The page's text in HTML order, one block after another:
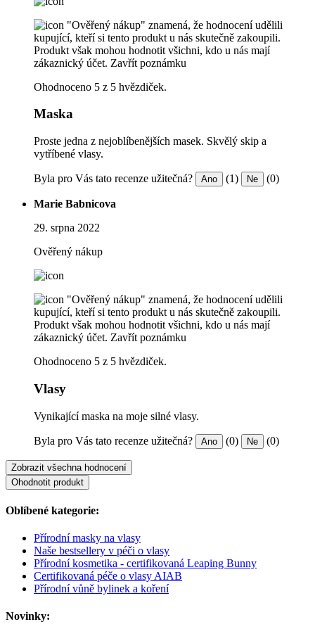
"Ověřený nákup" znamená, že hodnocení udělili
kupující, kteří si tento produkt u nás skutečně zakoupili.
Produkt však mohou hodnotit všichni, kdo u nás mají
zákaznický účet. Zavřít poznámku
Ohodnoceno 5 z 5 hvězdiček.
Maska
Proste jedna z nejoblíbenějších masek. Skvělý skip a
vytříbené vlasy.
Byla pro Vás tato recenze užitečná? Ano (1) Ne (0)
Marie Babnicova
29. srpna 2022
Ověřený nákup
"Ověřený nákup" znamená, že hodnocení udělili
kupující, kteří si tento produkt u nás skutečně zakoupili.
Produkt však mohou hodnotit všichni, kdo u nás mají
zákaznický účet. Zavřít poznámku
Ohodnoceno 5 z 5 hvězdiček.
Vlasy
Vynikající maska na moje silné vlasy.
Byla pro Vás tato recenze užitečná? Ano (0) Ne (0)
Zobrazit všechna hodnocení
Ohodnotit produkt
Oblíbené kategorie:
Přírodní masky na vlasy
Naše bestsellery v péči o vlasy
Přírodní kosmetika - certifikovaná Leaping Bunny
Certifikovaná péče o vlasy AIAB
Přírodní vůně bylinek a koření
Novinky: